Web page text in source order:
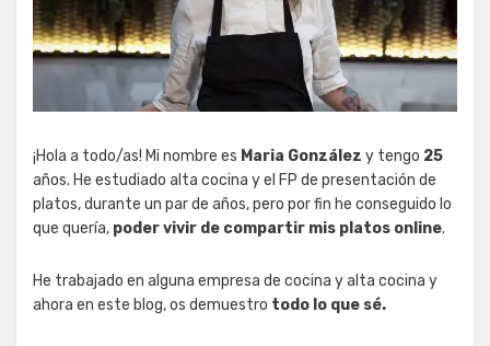
¡Hola a todo/as! Mi nombre es Maria González y tengo 25
años. He estudiado alta cocina y el FP de presentación de
platos, durante un par de años, pero por fin he conseguido lo
que quería, poder vivir de compartir mis platos online.
He trabajado en alguna empresa de cocina y alta cocina y
ahora en este blog, os demuestro todo lo que sé.